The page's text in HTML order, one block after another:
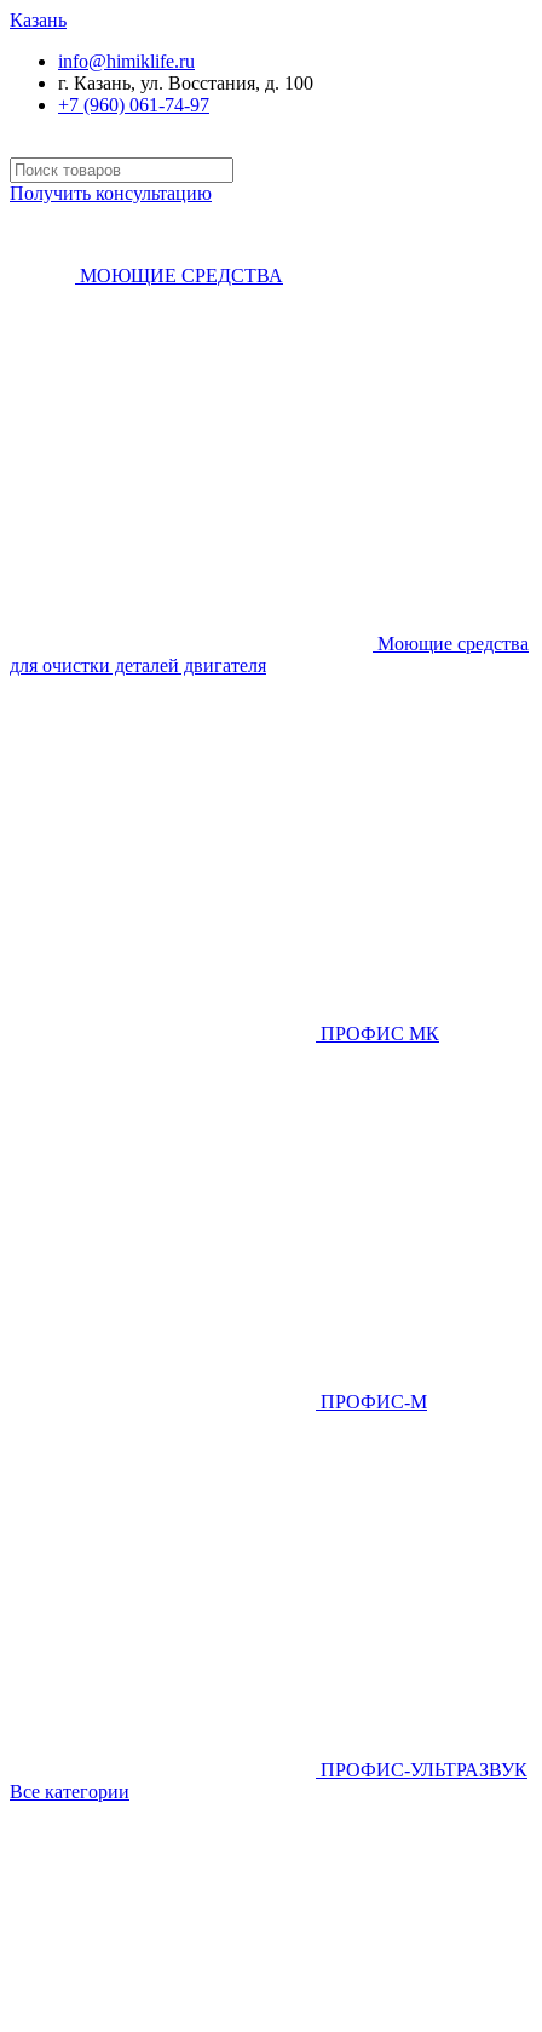
Казань
info@himiklife.ru
г. Казань, ул. Восстания, д. 100
+7 (960) 061-74-97
Получить консультацию
МОЮЩИЕ СРЕДСТВА
Моющие средства
для очистки деталей двигателя
ПРОФИС МК
ПРОФИС-М
ПРОФИС-УЛЬТРАЗВУК
Все категории